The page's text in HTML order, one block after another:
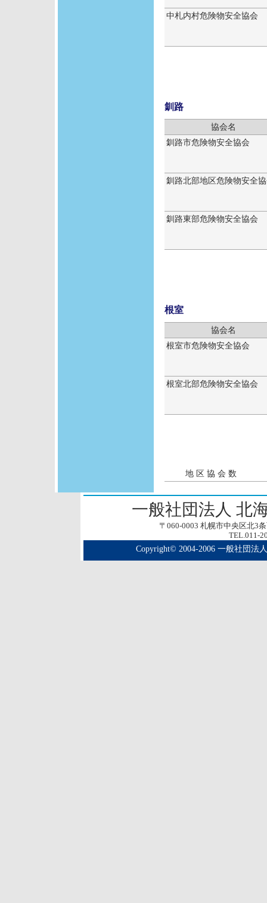
中札内村危険物安全協会
釧路
協会名
釧路市危険物安全協会
釧路北部地区危険物安全
釧路東部危険物安全協会
根室
協会名
根室市危険物安全協会
根室北部危険物安全協会
地 区 協 会 数
一般社団法人 北
〒060-0003 札幌市中央区北3
TEL.011-
Copyright© 2004-2006 一般社団法